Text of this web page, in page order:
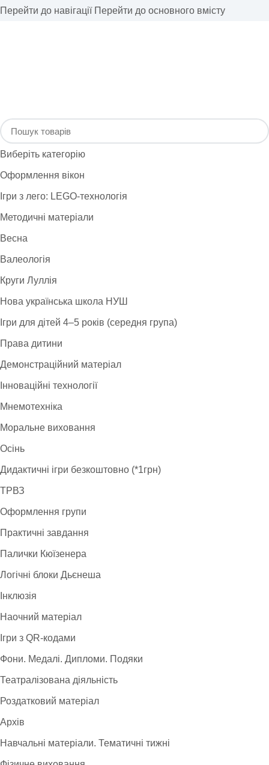
Перейти до навігації Перейти до основного вмісту
Виберіть категорію
Оформлення вікон
Ігри з лего: LEGO-технологія
Методичні матеріали
Весна
Валеологія
Круги Луллія
Нова українська школа НУШ
Ігри для дітей 4–5 років (середня група)
Права дитини
Демонстраційний матеріал
Інноваційні технології
Мнемотехніка
Моральне виховання
Осінь
Дидактичні ігри безкоштовно (*1грн)
ТРВЗ
Оформлення групи
Практичні завдання
Палички Кюїзенера
Логічні блоки Дьєнеша
Інклюзія
Наочний матеріал
Ігри з QR-кодами
Фони. Медалі. Дипломи. Подяки
Театралізована діяльність
Роздатковий матеріал
Архів
Навчальні матеріали. Тематичні тижні